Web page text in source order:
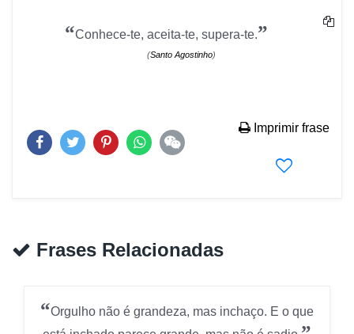
“Conhece-te, aceita-te, supera-te.”
(Santo Agostinho)
Imprimir frase
Frases Relacionadas
“Orgulho não é grandeza, mas inchaço. E o que